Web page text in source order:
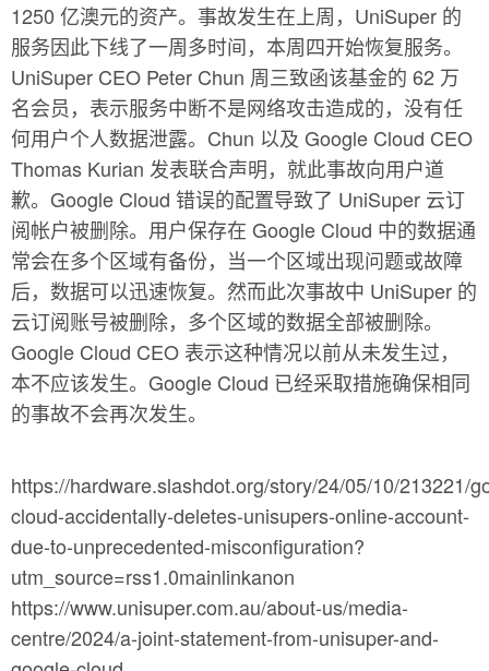
1250 亿澳元的资产。事故发生在上周，UniSuper 的
服务因此下线了一周多时间，本周四开始恢复服务。
UniSuper CEO Peter Chun 周三致函该基金的 62 万
名会员，表示服务中断不是网络攻击造成的，没有任
何用户个人数据泄露。Chun 以及 Google Cloud CEO
Thomas Kurian 发表联合声明，就此事故向用户道
歉。Google Cloud 错误的配置导致了 UniSuper 云订
阅帐户被删除。用户保存在 Google Cloud 中的数据通
常会在多个区域有备份，当一个区域出现问题或故障
后，数据可以迅速恢复。然而此次事故中 UniSuper 的
云订阅账号被删除，多个区域的数据全部被删除。
Google Cloud CEO 表示这种情况以前从未发生过，
本不应该发生。Google Cloud 已经采取措施确保相同
的事故不会再次发生。
https://hardware.slashdot.org/story/24/05/10/213221/
cloud-accidentally-deletes-unisupers-online-account-
due-to-unprecedented-misconfiguration?
utm_source=rss1.0mainlinkanon
https://www.unisuper.com.au/about-us/media-
centre/2024/a-joint-statement-from-unisuper-and-